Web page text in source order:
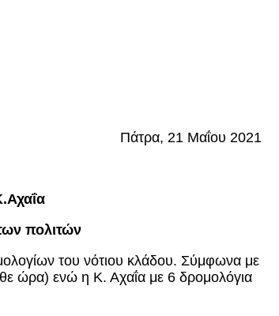
Πάτρα, 21 Μαΐου 2021
πολιτών
του νότιου κλάδου. Σύμφωνα με
ώρα) ενώ η Κ. Αχαΐα με 6 δρομολόγια